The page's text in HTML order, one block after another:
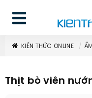
KIẾN THỨC ONLINE
Thịt bò viên